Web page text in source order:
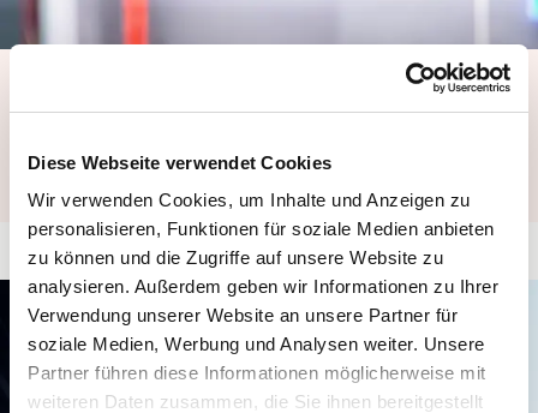
Diese Webseite verwendet Cookies
Wir verwenden Cookies, um Inhalte und Anzeigen zu
personalisieren, Funktionen für soziale Medien anbieten
zu können und die Zugriffe auf unsere Website zu
analysieren. Außerdem geben wir Informationen zu Ihrer
Verwendung unserer Website an unsere Partner für
soziale Medien, Werbung und Analysen weiter. Unsere
Partner führen diese Informationen möglicherweise mit
weiteren Daten zusammen, die Sie ihnen bereitgestellt
Sprinkleranlagen
Erfahren Sie, wie moderne Sprinkleranlagen Ihr Gebäude vor
unkontrollierten Bränden schützen.…